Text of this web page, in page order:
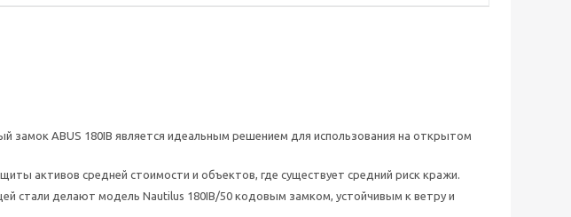
ABUS 180IB является идеальным решением для использования на открытом
активов средней стоимости и объектов, где существует средний риск кражи.
стали делают модель Nautilus 180IB/50 кодовым замком, устойчивым к ветру и